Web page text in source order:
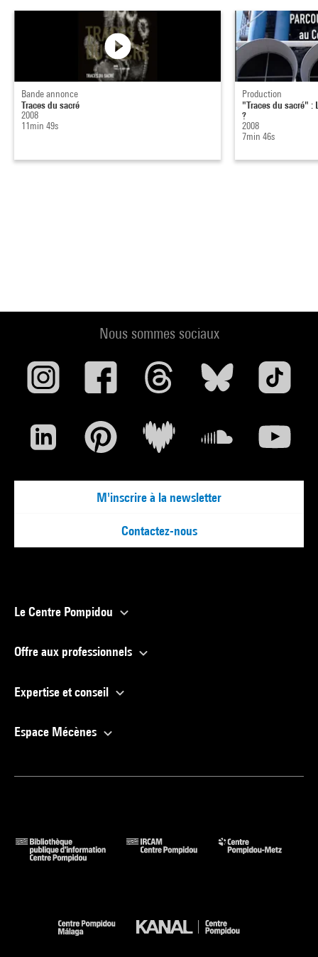
Bande annonce
Traces du sacré
2008
11min 49s
Production
"Traces du sacré" :
?
2008
7min 46s
Nous sommes sociaux
M'inscrire à la newsletter
Contactez-nous
Le Centre Pompidou
Offre aux professionnels
Expertise et conseil
Espace Mécènes